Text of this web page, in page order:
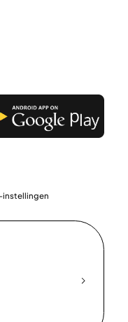
instellingen